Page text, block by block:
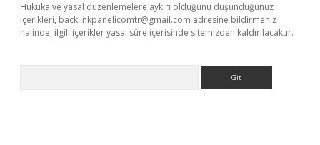
Hukuka ve yasal düzenlemelere aykırı olduğunu düşündüğünüz
içerikleri, backlinkpanelicomtr@gmail.com adresine bildirmeniz
halinde, ilgili içerikler yasal süre içerisinde sitemizden kaldırılacaktır.